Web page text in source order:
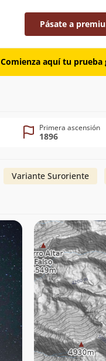
Pásate a
Comienza aquí tu
Primera ascensión
1896
Variante Suroriente